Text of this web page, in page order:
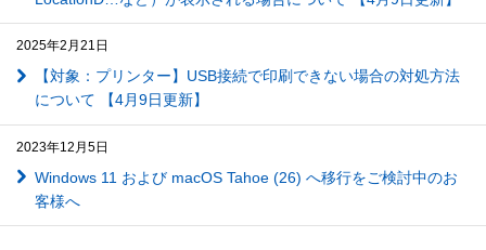
2025年2月21日
【対象：プリンター】USB接続で印刷できない場合の対処方法
について 【4月9日更新】
2023年12月5日
Windows 11 および macOS Tahoe (26) へ移行をご検討中のお
客様へ